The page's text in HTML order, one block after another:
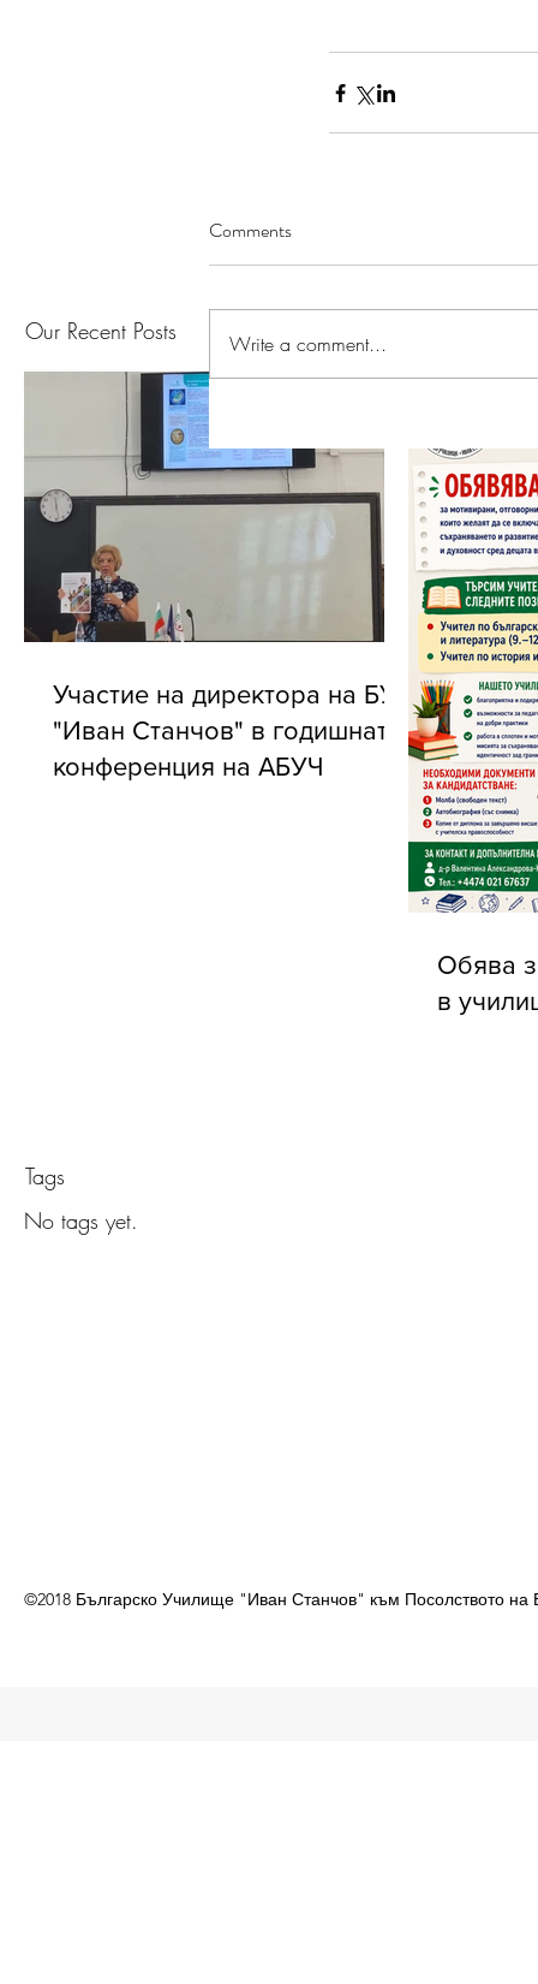
Our Recent Posts
Участие на директора на БУ
"Иван Станчов" в годишната
конференция на АБУЧ
Обява
в
Tags
No tags yet.
Comments
Write a comment...
©2018 Българско Училище "Иван Станчов" към Посолството на